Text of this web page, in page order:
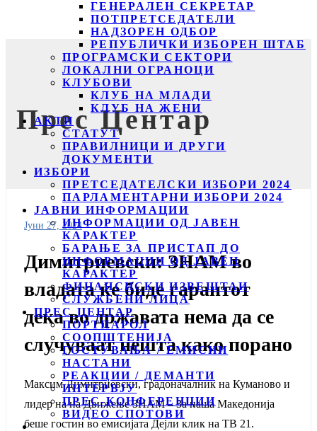
ГЕНЕРАЛЕН СЕКРЕТАР
ПОТПРЕТСЕДАТЕЛИ
НАДЗОРЕН ОДБОР
РЕПУБЛИЧКИ ИЗБОРЕН ШТАБ
ПРОГРАМСКИ СЕКТОРИ
ЛОКАЛНИ ОГРАНОЦИ
КЛУБОВИ
КЛУБ НА МЛАДИ
КЛУБ НА ЖЕНИ
АКТИ
СТАТУТ
ПРАВИЛНИЦИ И ДРУГИ
ДОКУМЕНТИ
ИЗБОРИ
ПРЕТСЕДАТЕЛСКИ ИЗБОРИ 2024
ПАРЛАМЕНТАРНИ ИЗБОРИ 2024
ЈАВНИ ИНФОРМАЦИИ
ИНФОРМАЦИИ ОД ЈАВЕН
КАРАКТЕР
БАРАЊЕ ЗА ПРИСТАП ДО
ИНФОРМАЦИИ ОД ЈАВЕН
КАРАКТЕР
ФИНАНСИСКИ ИЗВЕШТАИ
СЛУЖБЕНИ ЛИЦА
ПРЕС ЦЕНТАР
ПОРТПАРОЛ
СООПШТЕНИЈА
ГОСТУВАЊА / ЕМИСИИ
НАСТАНИ
РЕАКЦИИ / ДЕМАНТИ
ИНТЕРВЈУ
ПРЕС-КОНФЕРЕНЦИИ
ВИДЕО СПОТОВИ
Прес Центар
Јуни 27, 2024
Димитриевски: ЗНАМ во
владата ќе биде гарантот
дека во државата нема да се
случуваат нешта како порано
Максим Димитриевски, градоначалник на Куманово и
лидер на на Движење ЗНАМ – За наша Македонија
беше гостин во емисијата Дејли клик на ТВ 21.